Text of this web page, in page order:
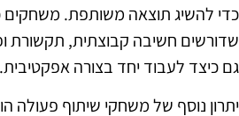
כדי להשיג תוצאה משותפת.
שדורשים חשיבה קבוצתית, תקשורת
גם כיצד לעבוד יחד בצורה אפקטיבית.
יתרון נוסף של משחקי שיתוף פעולה